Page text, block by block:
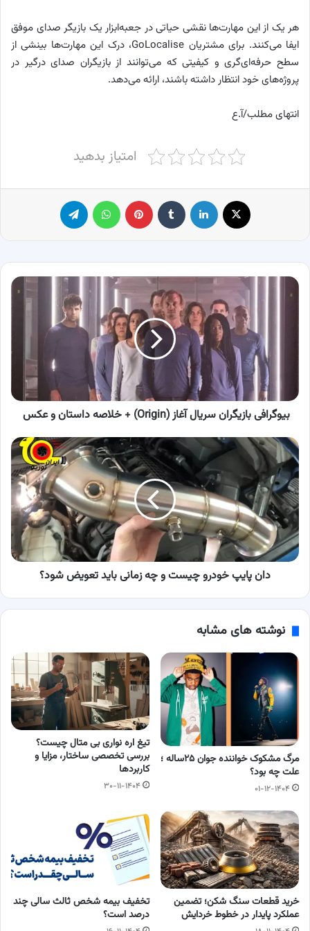
هر یک از این مهارت‌ها نقشی حیاتی در جعبه‌ابزار یک بازیگر صدای موفق
ایفا می‌کنند. برای مشتریان GoLocalise، درک این مهارت‌ها بینشی از
سطح حرفه‌ای‌گری و کیفیتی که می‌توانند از بازیگران صدای درگیر در
پروژه‌های خود انتظار داشته باشند، ارائه می‌دهد.
انتهای مطلب/آ.ع
امتیاز بدهید
لینکدین ‫تامبلر پینترست
بیوگرافی
بازیگران
و
عکس
بیوگرافی بازیگران سریال آغاز (Origin) + خلاصه داستان و عکس
دان
پایپ
خودرو
چیست
و
چه
زمانی
باید
تعویض
دان پایپ خودرو چیست و چه زمانی باید تعویض شود؟
نوشته های مشابه
مرگ مشکوک خواننده جوان ۲۵ساله ؛
علت چه بود؟
۰۱-۱۲-۱۴۰۴
تیغ اره نواری بی متال چیست؟
بررسی تخصصی ساختار، مزایا و
کاربردها
۳۰-۱۱-۱۴۰۴
خرید قطعات سنگ شکن؛ تضمین
عملکرد پایدار در خطوط خردایش
تخفیف بیمه شخص ثالث سالی چند
درصد است؟